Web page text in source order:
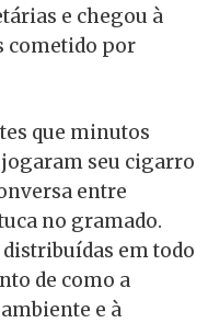
e chegou à
cometido por
que minutos
seu cigarro
entre
no gramado.
em todo
de como a
e à